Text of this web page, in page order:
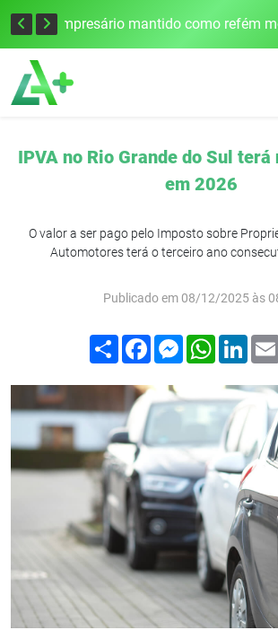
Edital para construção de ponte entre Itapiranga e Barra do Guarita deve ser lançado no segundo semestre
IPVA no Rio Grande do Sul terá
em 2026
O valor a ser pago pelo Imposto sobre
Automotores terá o terceiro ano
Publicado em 08/12/2025 às
Compartilhar
FacebookMessenger